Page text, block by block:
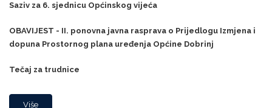
Saziv za 6. sjednicu Općinskog vijeća
OBAVIJEST - II. ponovna javna rasprava o Prijedlogu Izmjena i
dopuna Prostornog plana uređenja Općine Dobrinj
Tečaj za trudnice
Više